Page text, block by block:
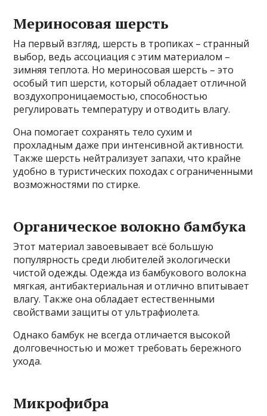
Мериносовая шерсть
На первый взгляд, шерсть в тропиках – странный
выбор, ведь ассоциация с этим материалом –
зимняя теплота. Но мериносовая шерсть – это
особый тип шерсти, который обладает отличной
воздухопроницаемостью, способностью
регулировать температуру и отводить влагу.
Она помогает сохранять тело сухим и
прохладным даже при интенсивной активности.
Также шерсть нейтрализует запахи, что крайне
удобно в туристических походах с ограниченными
возможностями по стирке.
Органическое волокно бамбука
Этот материал завоевывает всё большую
популярность среди любителей экологически
чистой одежды. Одежда из бамбукового волокна
мягкая, антибактериальная и отлично впитывает
влагу. Также она обладает естественными
свойствами защиты от ультрафиолета.
Однако бамбук не всегда отличается высокой
долговечностью и может требовать бережного
ухода.
Микрофибра